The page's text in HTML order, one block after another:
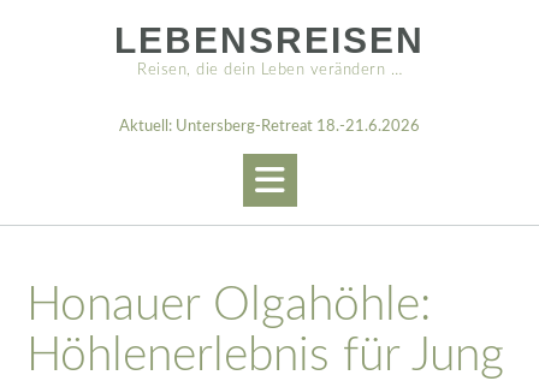
LEBENSREISEN
Reisen, die dein Leben verändern …
Aktuell: Untersberg-Retreat 18.-21.6.2026
Honauer Olgahöhle:
Höhlenerlebnis für Jung